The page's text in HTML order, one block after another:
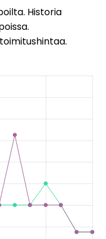
Historia